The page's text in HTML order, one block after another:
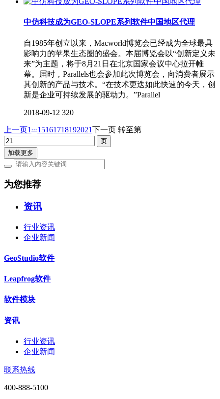
中仿科技成为GEO-SLOPE系列软件中国地区代理
自1985年创立以来，Macworld博览会已经成为全球最具
影响力的苹果生态圈的盛会。本届博览会以“创新定义未
来”为主题，将于8月21日在北京国家会议中心拉开帷
幕。届时，Parallels也会参加此次博览会，向消费者展示
其创新的产品与技术。“在技术更迭如此快速的今天，创
新是企业可持续发展的驱动力。”Parallel
2018-09-12 320
上一页1...15161718192021下一页 转至第
加载更多
为您推荐
资讯
行业资讯
企业新闻
GeoStudio软件
Leapfrog软件
软件模块
资讯
行业资讯
企业新闻
联系热线
400-888-5100